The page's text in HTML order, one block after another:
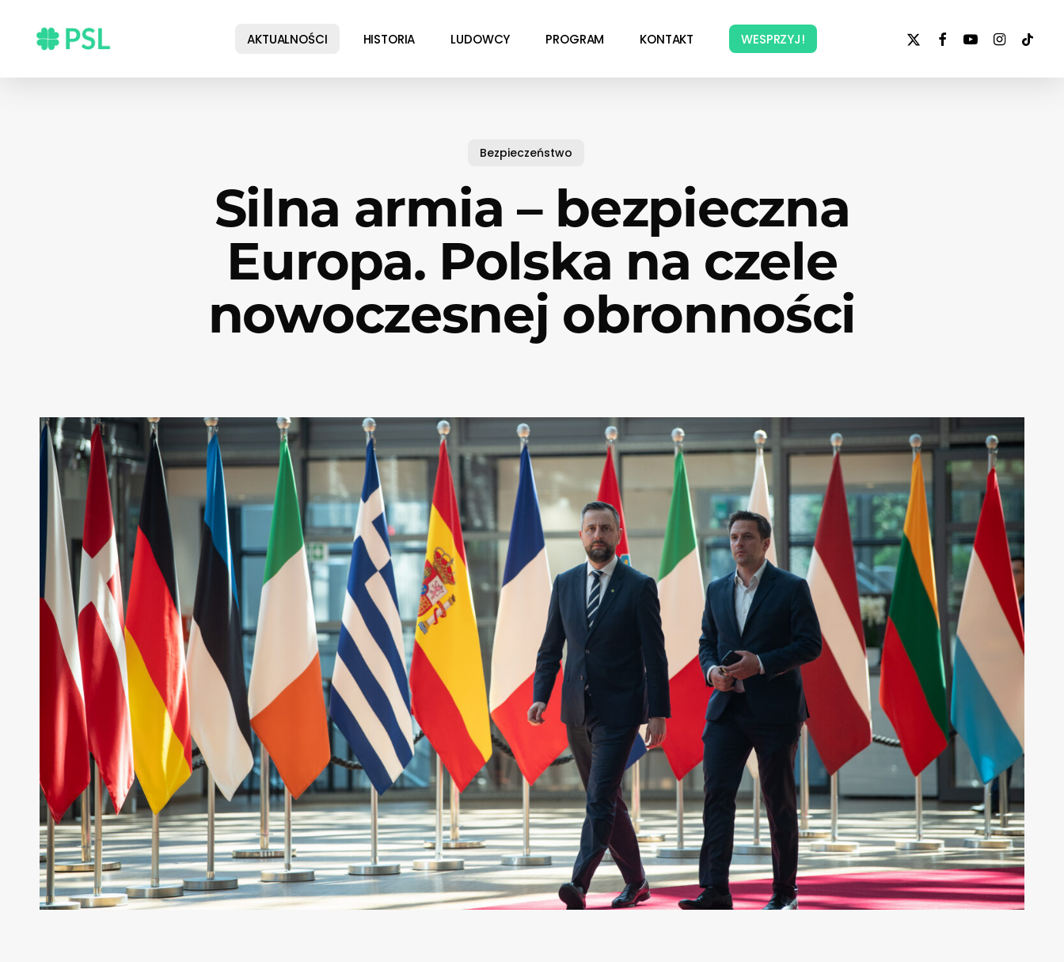
content
AKTUALNOŚCI HISTORIA LUDOWCY PROGRAM KONTAKT WESPRZYJ!
x-
facebookyoutubeinstagram
tiktok
Bezpieczeństwo
Silna armia – bezpieczna
Europa. Polska na czele
nowoczesnej obronności